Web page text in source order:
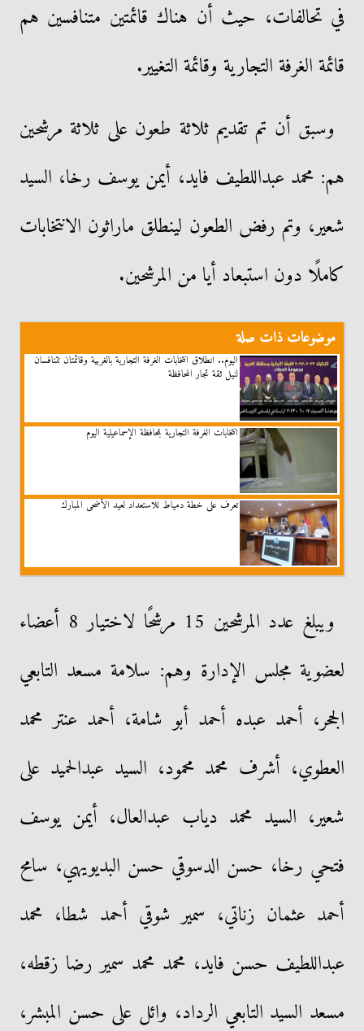
في تحالفات، حيث أن هناك قائمتين متنافسين هم
قائمة الغرفة التجارية وقائمة التغيير.
وسبق أن تم تقديم ثلاثة طعون على ثلاثة مرشحين
هم: محمد عبداللطيف فايد، أيمن يوسف رخا، السيد
شعير، وتم رفض الطعون لينطلق ماراثون الانتخابات
كاملًا دون استبعاد أيا من المرشحين.
موضوعات ذات صلة
اليوم.. انطلاق انتخابات الغرفة التجارية بالغربية وقائمتان تتنافسان
لنيل ثقة تجار المحافظة
انتخابات الغرفة التجارية بمحافظة الإسماعيلية اليوم
تعرف على خطة دمياط للاستعداد لعيد الأضحى المبارك
ويبلغ عدد المرشحين 15 مرشحًا لاختيار 8 أعضاء
لعضوية مجلس الإدارة وهم: سلامة مسعد التابعي
الجحر، أحمد عبده أحمد أبو شامة، أحمد عنتر محمد
العطوي، أشرف محمد محمود، السيد عبدالحميد على
شعير، السيد محمد دياب عبدالعال، أيمن يوسف
فتحي رخا، حسن الدسوقي حسن البديويهي، سامح
أحمد عثمان زناتي، سمير شوقي أحمد شطا، محمد
عبداللطيف حسن فايد، محمد محمد سمير رضا زقطه،
مسعد السيد التابعي الرداد، وائل على حسن المبشر،